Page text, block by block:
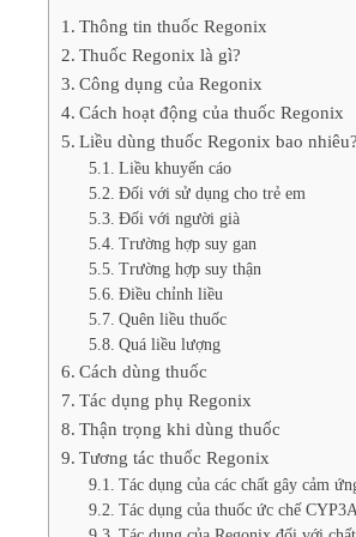
Thông tin thuốc Regonix
Thuốc Regonix là gì?
Công dụng của Regonix
Cách hoạt động của thuốc Regonix
Liều dùng thuốc Regonix bao nhiêu?
Liều khuyến cáo
Đối với sử dụng cho trẻ em
Đối với người già
Trường hợp suy gan
Trường hợp suy thận
Điều chỉnh liều
Quên liều thuốc
Quá liều lượng
Cách dùng thuốc
Tác dụng phụ Regonix
Thận trọng khi dùng thuốc
Tương tác thuốc Regonix
Tác dụng của các chất gây cảm
Tác dụng của thuốc ức chế